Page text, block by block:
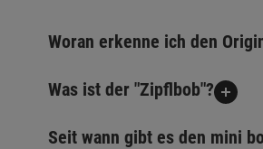
Woran erkenne ich den
Was ist der "Zipflbob"?
Seit wann gibt es den mini